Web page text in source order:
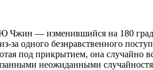
— изменившийся на 180
за одного безнравственного
под прикрытием, она случайно
неожиданными